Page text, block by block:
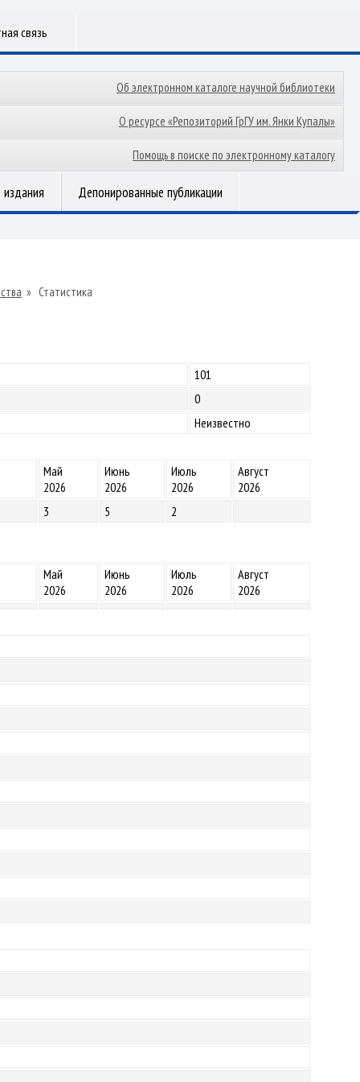
связь
Об электронном каталоге научной библиотеки
О ресурсе «Репозиторий ГрГУ им. Янки Купалы»
Помощь в поиске по электронному каталогу
Депонированные публикации
» Статистика
101
0
Неизвестно
Май
2026
Июнь
2026
Июль
2026
Август
2026
3
5 2
Май
2026
Июнь
2026
Июль
2026
Август
2026